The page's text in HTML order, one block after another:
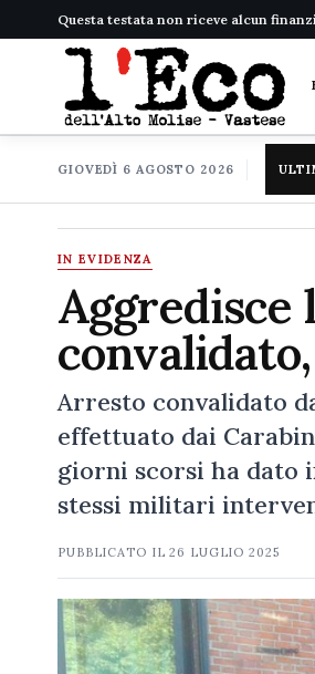
Questa testata non riceve alcun
GIOVEDÌ 6 AGOSTO 2026
IN EVIDENZA
Aggredisce
Arresto convalidato
effettuato dai
giorni scorsi ha dato
stessi militari
PUBBLICATO IL26 LUGLIO 2025